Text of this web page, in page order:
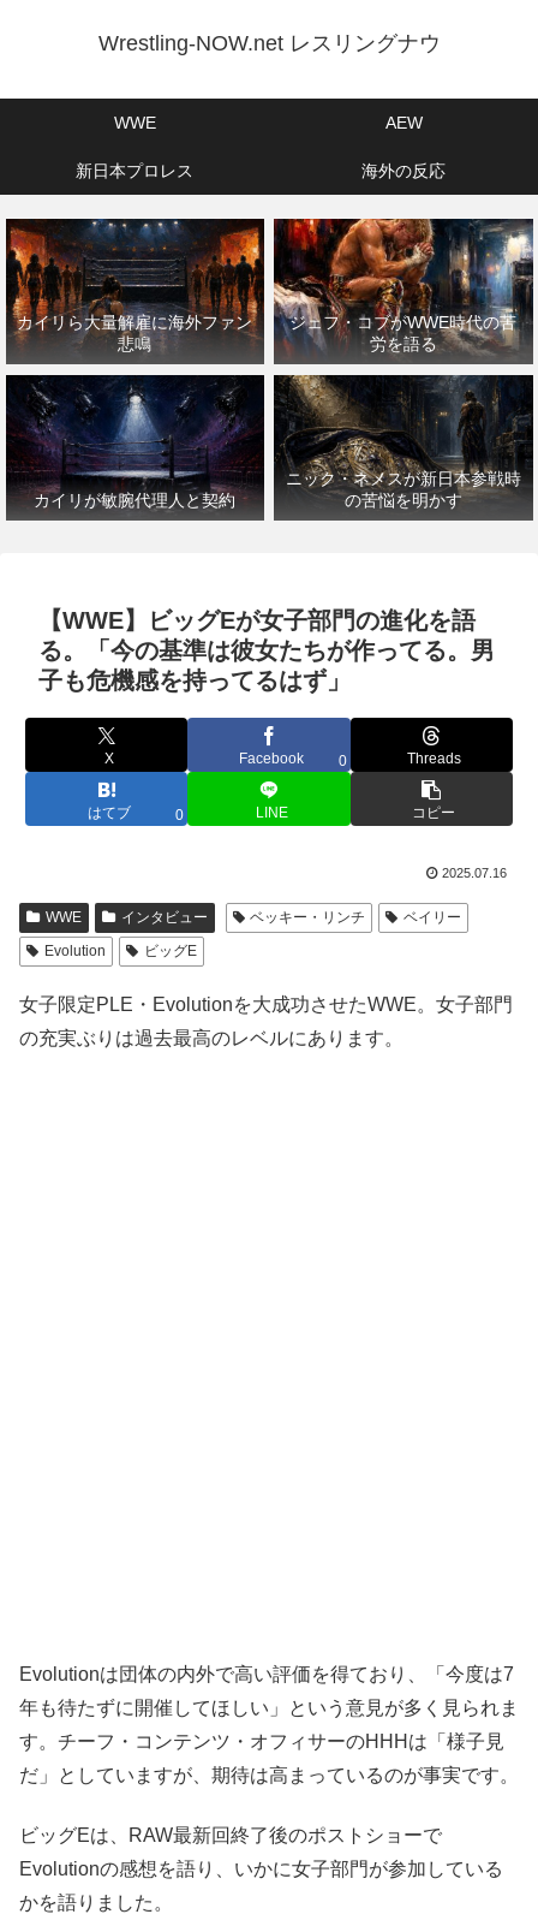
Wrestling-NOW.net レスリングナウ
WWE AEW
新日本プロレス 海外の反応
カイリら大量解雇に海外ファン
悲鳴
ジェフ・コブがWWE時代の苦
労を語る
カイリが敏腕代理人と契約
ニック・ネメスが新日本参戦時
の苦悩を明かす
【WWE】ビッグEが女子部門の進化を語
る。「今の基準は彼女たちが作ってる。男
子も危機感を持ってるはず」
X Facebook 0 Threads
はてブ 0 LINE コピー
2025.07.16
WWE インタビュー ベッキー・リンチ
ベイリー
Evolution
ビッグE
女子限定PLE・Evolutionを大成功させたWWE。女子部門
の充実ぶりは過去最高のレベルにあります。
Evolutionは団体の内外で高い評価を得ており、「今度は7
年も待たずに開催してほしい」という意見が多く見られま
す。チーフ・コンテンツ・オフィサーのHHHは「様子見
だ」としていますが、期待は高まっているのが事実です。
ビッグEは、RAW最新回終了後のポストショーで
Evolutionの感想を語り、いかに女子部門が参加している
かを語りました。